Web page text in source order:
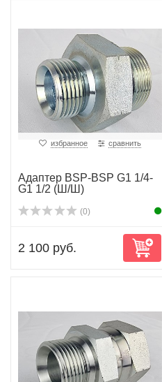
избранное сравнить
Адаптер BSP-BSP G1 1/4-
G1 1/2 (Ш/Ш)
(0)
2 100 руб.